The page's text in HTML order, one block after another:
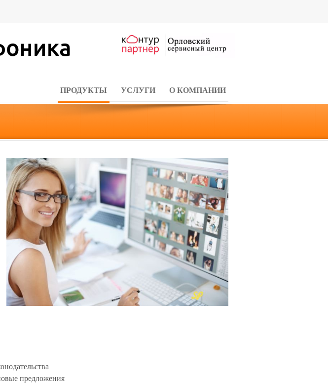
ПРОДУКТЫ УСЛУГИ О КОМПАНИИ
предложения